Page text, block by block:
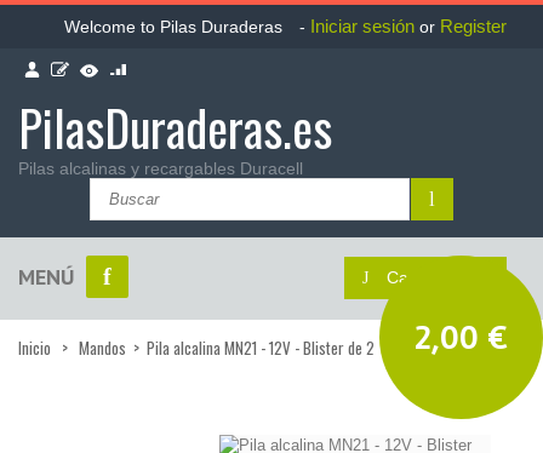
Welcome to Pilas Duraderas - Iniciar sesión or Register
PilasDuraderas.es
Pilas alcalinas y recargables Duracell
Carrito::
MENÚ
Inicio > Mandos > Pila alcalina MN21 - 12V - Blister de 2 2,00 €